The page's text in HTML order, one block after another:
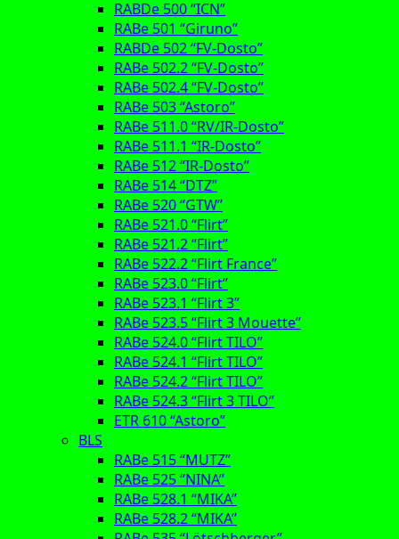
RABDe 500 “ICN”
RABe 501 “Giruno”
RABDe 502 “FV-Dosto”
RABe 502.2 “FV-Dosto”
RABe 502.4 “FV-Dosto”
RABe 503 “Astoro”
RABe 511.0 “RV/IR-Dosto”
RABe 511.1 “IR-Dosto”
RABe 512 “IR-Dosto”
RABe 514 “DTZ”
RABe 520 “GTW”
RABe 521.0 “Flirt”
RABe 521.2 “Flirt”
RABe 522.2 “Flirt France”
RABe 523.0 “Flirt”
RABe 523.1 “Flirt 3”
RABe 523.5 “Flirt 3 Mouette”
RABe 524.0 “Flirt TILO”
RABe 524.1 “Flirt TILO”
RABe 524.2 “Flirt TILO”
RABe 524.3 “Flirt 3 TILO”
ETR 610 “Astoro”
BLS
RABe 515 “MUTZ”
RABe 525 “NINA”
RABe 528.1 “MIKA”
RABe 528.2 “MIKA”